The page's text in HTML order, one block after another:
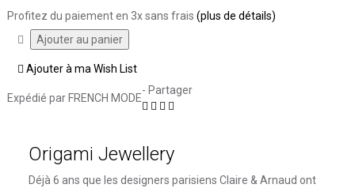
Profitez du paiement en 3x sans frais (plus de détails)
Ajouter à ma Wish List
Expédié par FRENCH MODE
- Partager
Origami Jewellery
Déjà 6 ans que les designers parisiens Claire & Arnaud ont